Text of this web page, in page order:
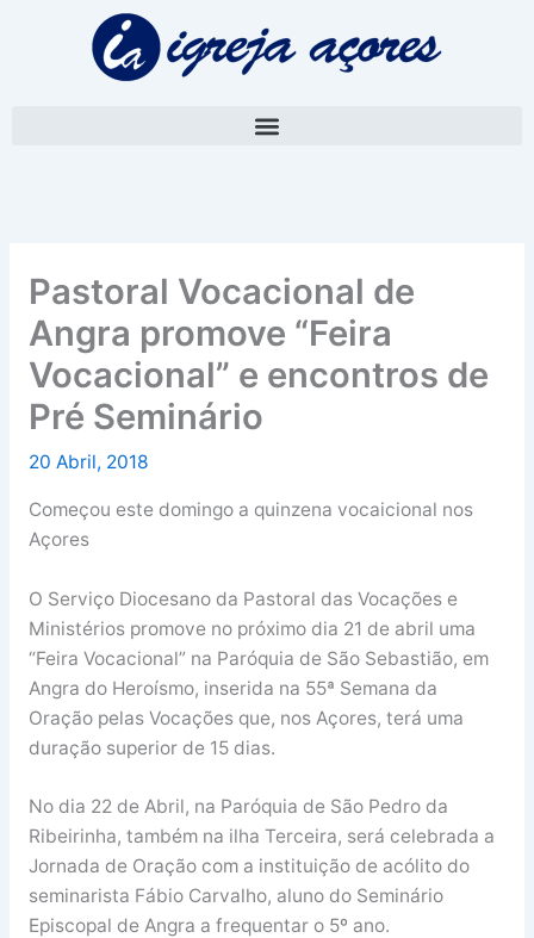
Pastoral Vocacional de
Angra promove “Feira
Vocacional” e encontros de
Pré Seminário
20 Abril, 2018
Começou este domingo a quinzena vocaicional nos
Açores
O Serviço Diocesano da Pastoral das Vocações e
Ministérios promove no próximo dia 21 de abril uma
“Feira Vocacional” na Paróquia de São Sebastião, em
Angra do Heroísmo, inserida na 55ª Semana da
Oração pelas Vocações que, nos Açores, terá uma
duração superior de 15 dias.
No dia 22 de Abril, na Paróquia de São Pedro da
Ribeirinha, também na ilha Terceira, será celebrada a
Jornada de Oração com a instituição de acólito do
seminarista Fábio Carvalho, aluno do Seminário
Episcopal de Angra a frequentar o 5º ano.